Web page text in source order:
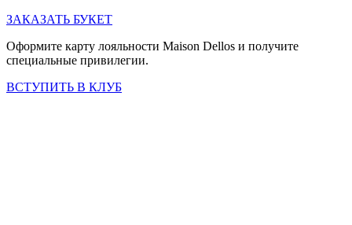
ЗАКАЗАТЬ БУКЕТ
Оформите карту лояльности Maison Dellos и получите
специальные привилегии.
ВСТУПИТЬ В КЛУБ